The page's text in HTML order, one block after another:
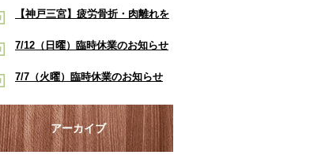
ポート
早く治したい学生アスリートへ｜
骨院
【神戸三宮】疲労骨折・肉離れを
早く治したい学生アスリートへ｜
骨院
7/12（日曜）臨時休業のお知らせ
【神戸市三宮 もと整骨院】
7/7（火曜）臨時休業のお知らせ
アーカイブ